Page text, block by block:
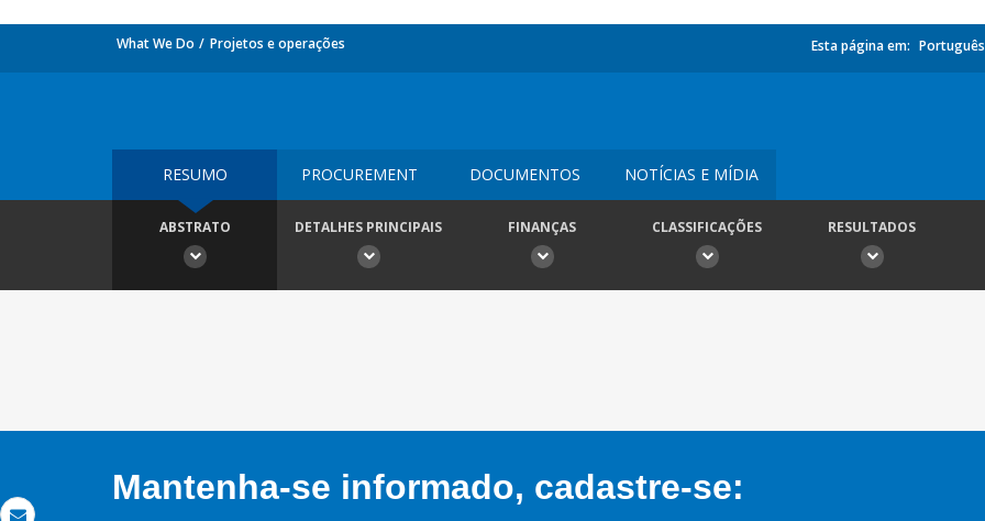
What We Do Projetos e operações Esta página em: Português
RESUMO PROCUREMENT DOCUMENTOS NOTÍCIAS E MÍDIA
ABSTRATO DETALHES PRINCIPAIS FINANÇAS CLASSIFICAÇÕES RESULTADOS
Mantenha-se informado, cadastre-se: